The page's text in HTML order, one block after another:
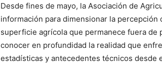
Desde fines de mayo, la Asociación de
información para dimensionar la
superficie agrícola que permanece fuera de
conocer en profundidad la realidad que
estadísticas y antecedentes técnicos desde